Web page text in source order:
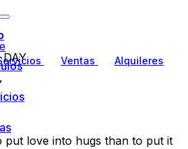
Ventas
Alquileres
DAY
put love into hugs than to put it